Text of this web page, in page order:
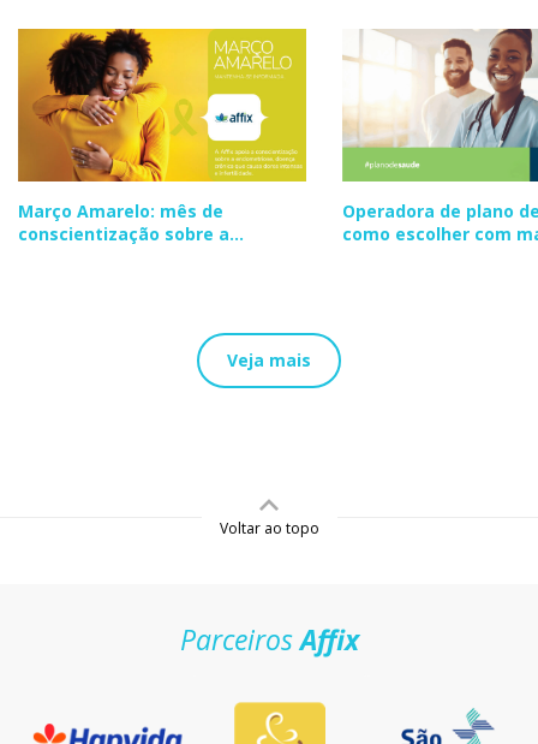
Março Amarelo: mês de
conscientização sobre a
Operadora de plano
como escolher com
Veja mais
Voltar ao topo
ParceirosAffix